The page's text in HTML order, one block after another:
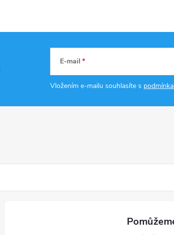
E-mail
Vložením e-mailu souhlasíte s